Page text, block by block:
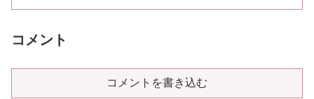
コメント
コメントを書き込む